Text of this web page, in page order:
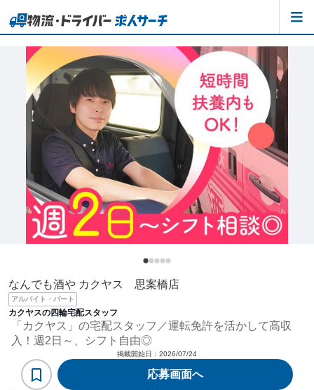
なんでも酒や カクヤス 思案橋店
アルバイト・パート
カクヤスの四輪宅配スタッフ
「カクヤス」の宅配スタッフ／運転免許を活かして高収
入！週2日～、シフト自由◎
掲載開始日： 2026/07/24
応募画面へ